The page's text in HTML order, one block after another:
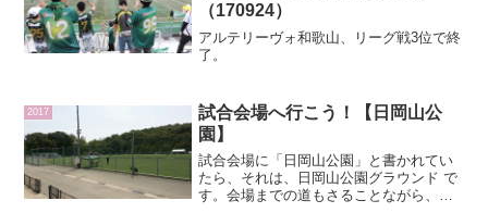
（170924）
アルテリーヴォ和歌山、リーグ戦3位で終
了。
2017
試合会場へ行こう！【日岡山公
園】
試合会場に「日岡山公園」と書かれてい
たら、それは、日岡山公園グラウンド で
す。会場までの道もさることながら、初